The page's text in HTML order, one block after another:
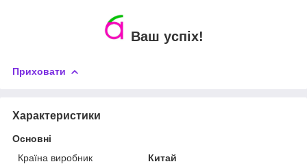
Ваш успіх!
Приховати
Характеристики
Основні
Країна виробник
Китай